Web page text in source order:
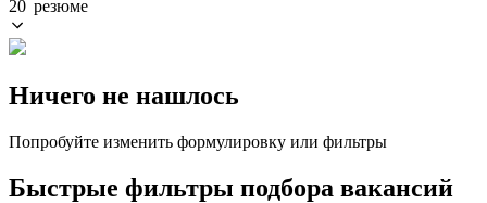
20 резюме
Ничего не нашлось
Попробуйте изменить формулировку или фильтры
Быстрые фильтры подбора вакансий